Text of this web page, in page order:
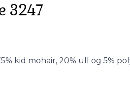
3247
kid mohair, 20% ull og 5%